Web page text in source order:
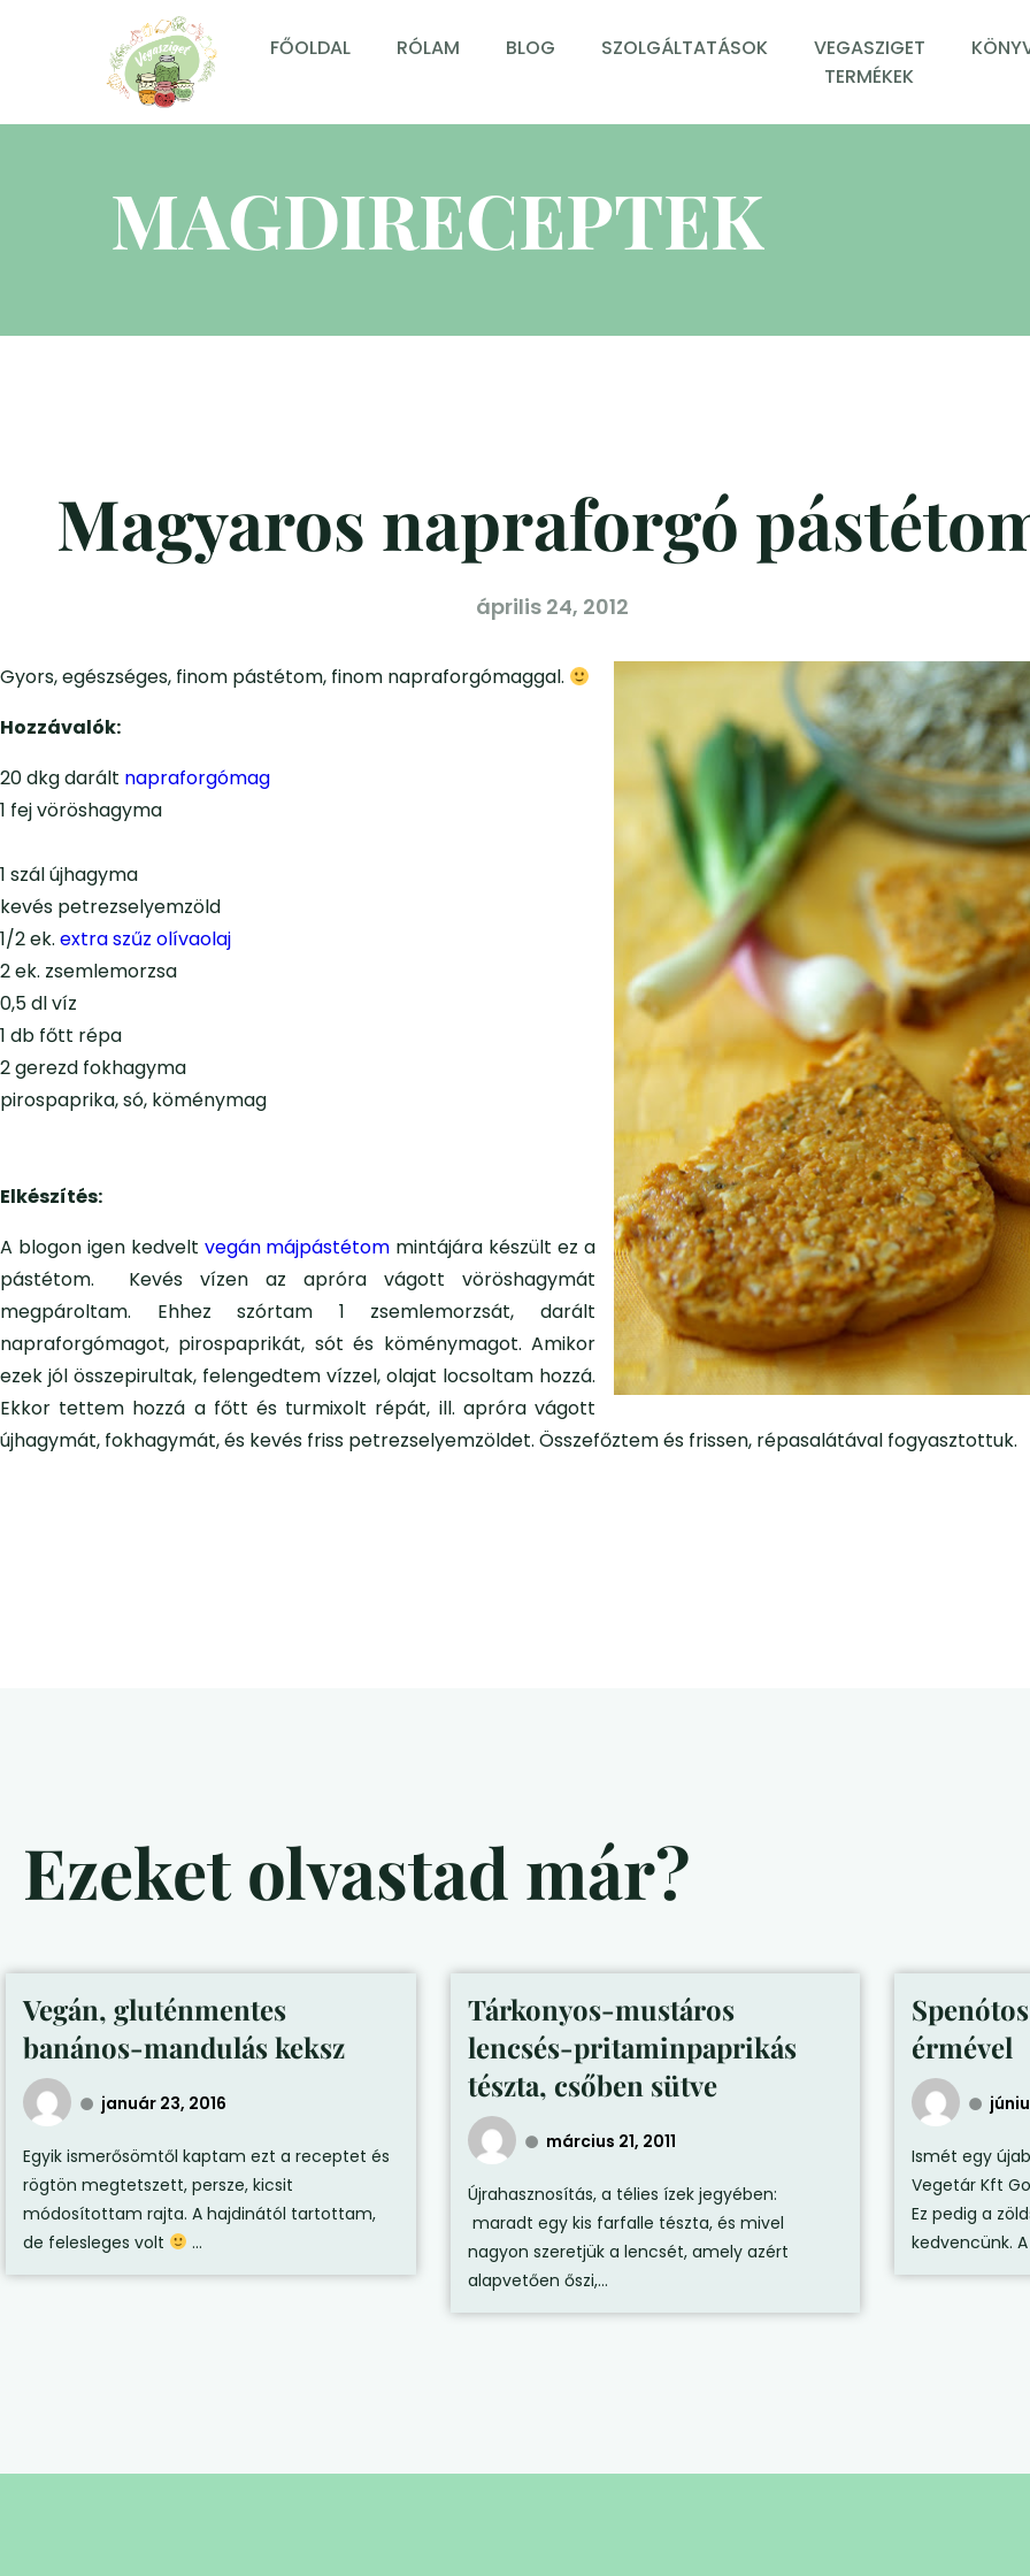
FŐOLDAL RÓLAM BLOG SZOLGÁLTATÁSOK
VEGASZIGET
TERMÉKEK
MAGDIRECEPTEK
Magyaros napraforgó
április 24, 2012
Gyors, egészséges, finom pástétom, finom napraforgómaggal.
Hozzávalók:
20 dkg darált napraforgómag
1 fej vöröshagyma
1 szál újhagyma
kevés petrezselyemzöld
1/2 ek. extra szűz olívaolaj
2 ek. zsemlemorzsa
0,5 dl víz
1 db főtt répa
2 gerezd fokhagyma
pirospaprika, só, köménymag
Elkészítés:
A blogon igen kedvelt vegán májpástétom mintájára készült ez a
pástétom. Kevés vízen az apróra vágott vöröshagymát
megpároltam. Ehhez szórtam 1 zsemlemorzsát, darált
napraforgómagot, pirospaprikát, sót és köménymagot. Amikor
ezek jól összepirultak, felengedtem vízzel, olajat locsoltam hozzá.
Ekkor tettem hozzá a főtt és turmixolt répát, ill. apróra vágott
újhagymát, fokhagymát, és kevés friss petrezselyemzöldet. Összefőztem és frissen, répasalátával fogyasztottuk.
Ezeket olvastad már?
Vegán, gluténmentes
banános-mandulás keksz
január 23, 2016
Egyik ismerősömtől kaptam ezt a receptet és
rögtön megtetszett, persze, kicsit
módosítottam rajta. A hajdinától tartottam,
de felesleges volt
...
Tárkonyos-mustáros
lencsés-pritaminpaprikás
tészta, csőben sütve
március 21, 2011
Újrahasznosítás, a télies ízek jegyében:
maradt egy kis farfalle tészta, és mivel
nagyon szeretjük a lencsét, amely azért
alapvetően őszi,...
érmével
Ismét egy
Vegetár Kft
Ez pedig a
kedvencünk.